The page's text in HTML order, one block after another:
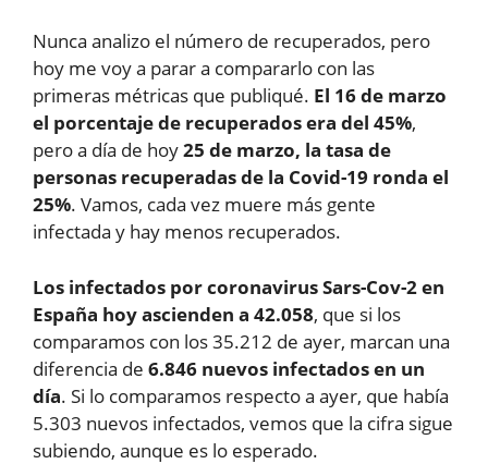
Nunca analizo el número de recuperados, pero
hoy me voy a parar a compararlo con las
primeras métricas que publiqué. El 16 de marzo
el porcentaje de recuperados era del 45%,
pero a día de hoy25 de marzo, la tasa de
personas recuperadas de la Covid-19 ronda el
25%. Vamos, cada vez muere más gente
infectada y hay menos recuperados.
Los infectados por coronavirus Sars-Cov-2 en
España hoy ascienden a 42.058, que si los
comparamos con los 35.212 de ayer, marcan una
diferencia de 6.846 nuevos infectados en un
día. Si lo comparamos respecto a ayer, que había
5.303 nuevos infectados, vemos que la cifra sigue
subiendo, aunque es lo esperado.